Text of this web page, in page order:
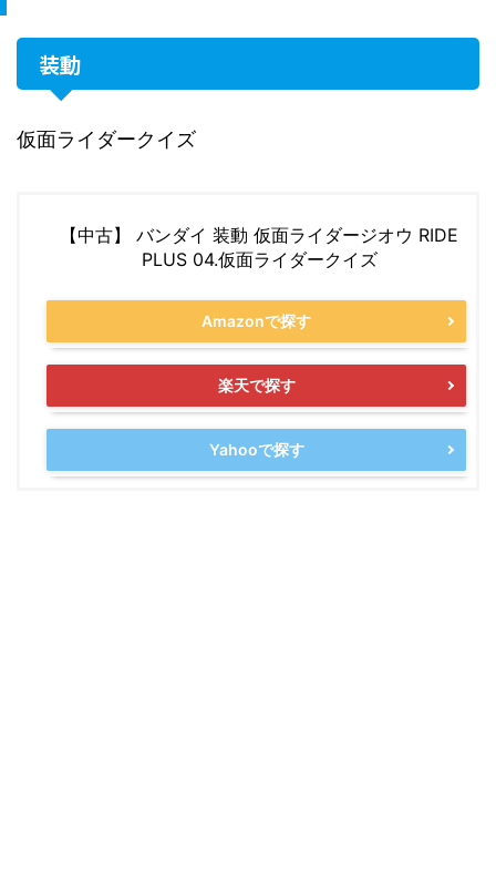
装動
仮面ライダークイズ
【中古】 バンダイ 装動 仮面ライダージオウ RIDE
PLUS 04.仮面ライダークイズ
Amazonで探す
楽天で探す
Yahooで探す